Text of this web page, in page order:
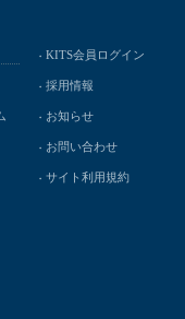
KITS会員ログイン
採用情報
お知らせ
お問い合わせ
サイト利用規約